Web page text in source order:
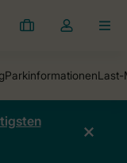
Meine
Dropdown-
öffnen